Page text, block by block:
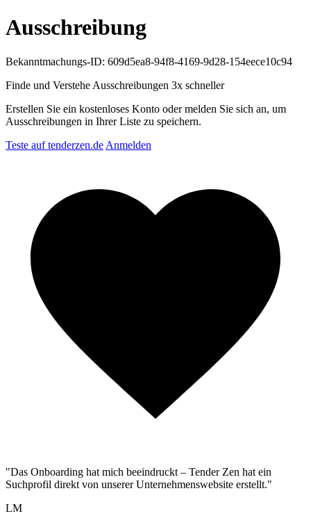
Ausschreibung
Bekanntmachungs-ID: 609d5ea8-94f8-4169-9d28-154eece10c94
Finde und Verstehe Ausschreibungen 3x schneller
Erstellen Sie ein kostenloses Konto oder melden Sie sich an, um
Ausschreibungen in Ihrer Liste zu speichern.
Teste auf tenderzen.de Anmelden
"Das Onboarding hat mich beeindruckt – Tender Zen hat ein
Suchprofil direkt von unserer Unternehmenswebsite erstellt."
LM